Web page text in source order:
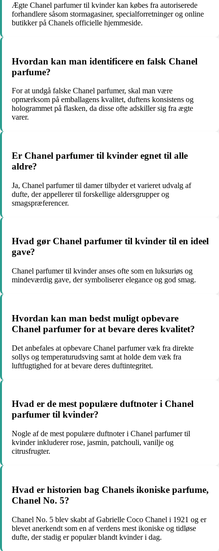
Ægte Chanel parfumer til kvinder kan købes fra autoriserede
forhandlere såsom stormagasiner, specialforretninger og online
butikker på Chanels officielle hjemmeside.
Hvordan kan man identificere en falsk Chanel
parfume?
For at undgå falske Chanel parfumer, skal man være
opmærksom på emballagens kvalitet, duftens konsistens og
hologrammet på flasken, da disse ofte adskiller sig fra ægte
varer.
Er Chanel parfumer til kvinder egnet til alle
aldre?
Ja, Chanel parfumer til damer tilbyder et varieret udvalg af
dufte, der appellerer til forskellige aldersgrupper og
smagspræferencer.
Hvad gør Chanel parfumer til kvinder til en ideel
gave?
Chanel parfumer til kvinder anses ofte som en luksuriøs og
mindeværdig gave, der symboliserer elegance og god smag.
Hvordan kan man bedst muligt opbevare
Chanel parfumer for at bevare deres kvalitet?
Det anbefales at opbevare Chanel parfumer væk fra direkte
sollys og temperaturudsving samt at holde dem væk fra
luftfugtighed for at bevare deres duftintegritet.
Hvad er de mest populære duftnoter i Chanel
parfumer til kvinder?
Nogle af de mest populære duftnoter i Chanel parfumer til
kvinder inkluderer rose, jasmin, patchouli, vanilje og
citrusfrugter.
Hvad er historien bag Chanels ikoniske parfume,
Chanel No. 5?
Chanel No. 5 blev skabt af Gabrielle Coco Chanel i 1921 og er
blevet anerkendt som en af verdens mest ikoniske og tidløse
dufte, der stadig er populær blandt kvinder i dag.